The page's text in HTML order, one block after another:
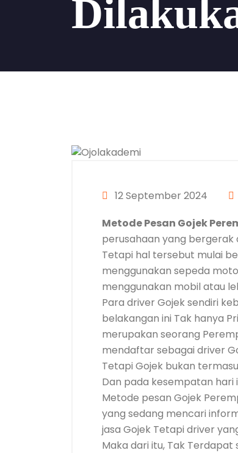
12 September 2024
Metode Pesan Gojek
perusahaan yang bergerak
Tetapi hal tersebut mulai
menggunakan sepeda
menggunakan mobil atau
Para driver Gojek sendiri
belakangan ini Tak hanya
merupakan seorang
mendaftar sebagai driver
Tetapi Gojek bukan
Dan pada kesempatan hari
Metode pesan Gojek
yang sedang mencari
jasa Gojek Tetapi driver
Maka dari itu, Tak Terdapat